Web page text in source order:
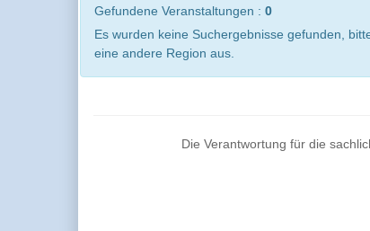
Gefundene Veranstaltungen : 0
Es wurden keine Suchergebnisse gefunden,
eine andere Region aus.
Die Verantwortung für die